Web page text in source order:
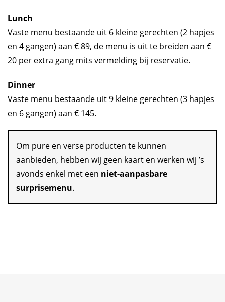
Lunch
Vaste menu bestaande uit 6 kleine gerechten (2 hapjes
en 4 gangen) aan € 89, de menu is uit te breiden aan €
20 per extra gang mits vermelding bij reservatie.
Dinner
Vaste menu bestaande uit 9 kleine gerechten (3 hapjes
en 6 gangen) aan € 145.
Om pure en verse producten te kunnen
aanbieden, hebben wij geen kaart en werken wij ’s
avonds enkel met een niet-aanpasbare
surprisemenu.